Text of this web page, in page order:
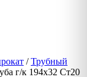
/Трубный
г/к 194х32 Ст20